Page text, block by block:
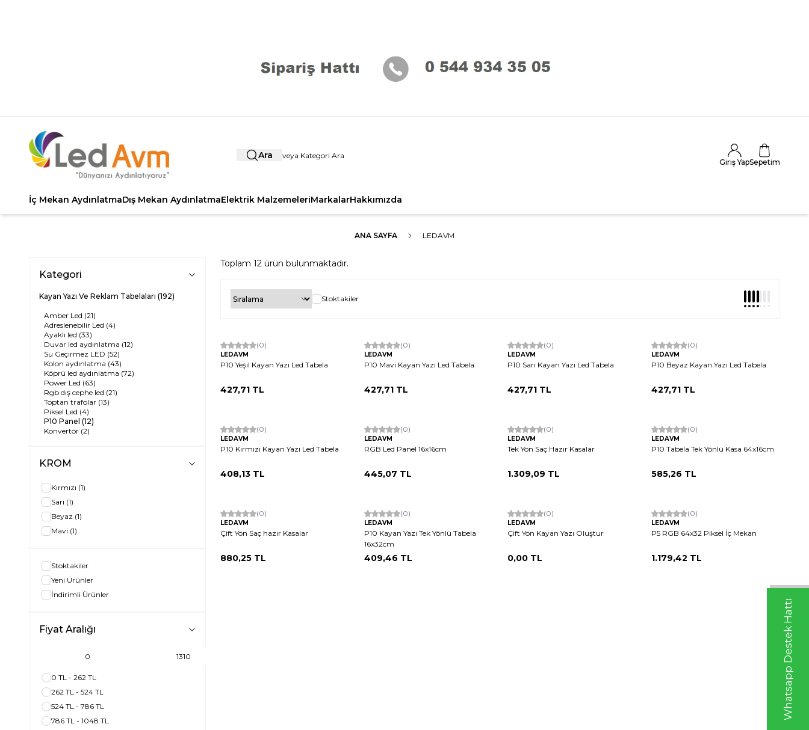
Whatsapp Destek Hattı
Ara
Giriş YapSepetim
İç Mekan AydınlatmaDış Mekan AydınlatmaElektrik MalzemeleriMarkalarHakkımızda
ANA SAYFA LEDAVM
Kategori
Kayan Yazı Ve Reklam Tabelaları (192)
Amber Led (21)
Adreslenebilir Led (4)
Ayaklı led (33)
Duvar led aydınlatma (12)
Su Geçirmez LED (52)
Kolon aydınlatma (43)
Köprü led aydınlatma (72)
Power Led (63)
Rgb dış cephe led (21)
Toptan trafolar (13)
Piksel Led (4)
P10 Panel (12)
Konvertör (2)
KROM
Kırmızı (1)
Sarı (1)
Beyaz (1)
Mavi (1)
Stoktakiler
Yeni Ürünler
İndirimli Ürünler
Fiyat Aralığı
0 TL - 262 TL
262 TL - 524 TL
524 TL - 786 TL
786 TL - 1048 TL
Toplam 12 ürün bulunmaktadır.
Stoktakiler
(0)
LEDAVM
P10 Yeşil Kayan Yazı Led Tabela
427,71 TL
(0)
LEDAVM
P10 Mavi Kayan Yazı Led Tabela
427,71TL
(0)
LEDAVM
P10 Sarı Kayan Yazı Led Tabela
427,71 TL
Hızlı Kargo
Yerli Üretim
(0)
LEDAVM
P10 Beyaz Kayan Yazı Led Tabela
427,71TL
(0)
LEDAVM
P10 Kırmızı Kayan Yazı Led Tabela
408,13 TL
(0)
LEDAVM
RGB Led Panel 16x16cm
445,07 TL
(0)
LEDAVM
Tek Yön Saç Hazır Kasalar
1.309,09 TL
(0)
LEDAVM
P10 Tabela Tek Yönlü Kasa 64x16cm
585,26 TL
(0)
LEDAVM
Çift Yön Saç hazır Kasalar
880,25 TL
(0)
LEDAVM
P10 Kayan Yazı Tek Yönlü Tabela
16x32cm
409,46 TL
(0)
LEDAVM
Çift Yön Kayan Yazı Oluştur
0,00 TL
Hızlı Kargo
(0)
LEDAVM
P5 RGB 64x32 Piksel İç Mekan
1.179,42 TL